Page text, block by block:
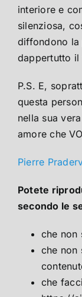
interiore e
silenziosa,
diffondono la
dappertutto
P.S. E,
questa
nella sua
amore che
Pierre
Potete
secondo le
che non
che non
che